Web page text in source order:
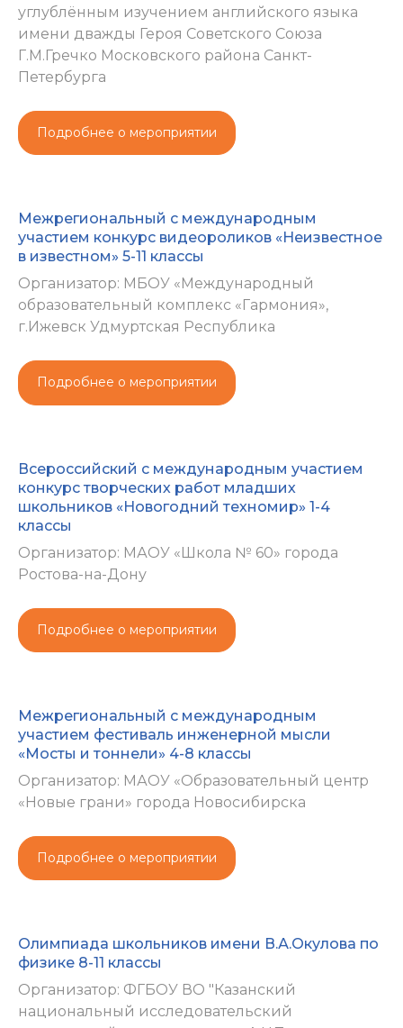
углублённым изучением английского языка
имени дважды Героя Советского Союза
Г.М.Гречко Московского района Санкт-
Петербурга
Подробнее о мероприятии
Межрегиональный с международным
участием конкурс видеороликов «Неизвестное
в известном» 5-11 классы
Организатор: МБОУ «Международный
образовательный комплекс «Гармония»,
г.Ижевск Удмуртская Республика
Подробнее о мероприятии
Всероссийский с международным участием
конкурс творческих работ младших
школьников «Новогодний техномир» 1-4
классы
Организатор: МАОУ «Школа № 60» города
Ростова-на-Дону
Подробнее о мероприятии
Межрегиональный с международным
участием фестиваль инженерной мысли
«Мосты и тоннели» 4-8 классы
Организатор: МАОУ «Образовательный центр
«Новые грани» города Новосибирска
Подробнее о мероприятии
Олимпиада школьников имени В.А.Окулова по
физике 8-11 классы
Организатор: ФГБОУ ВО "Казанский
национальный исследовательский